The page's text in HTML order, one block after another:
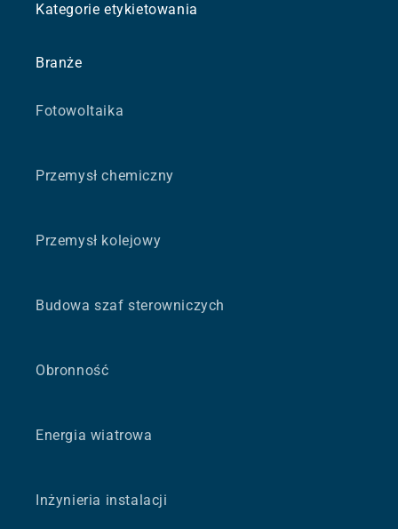
Kategorie etykietowania
Branże
Fotowoltaika
Przemysł chemiczny
Przemysł kolejowy
Budowa szaf sterowniczych
Obronność
Energia wiatrowa
Inżynieria instalacji